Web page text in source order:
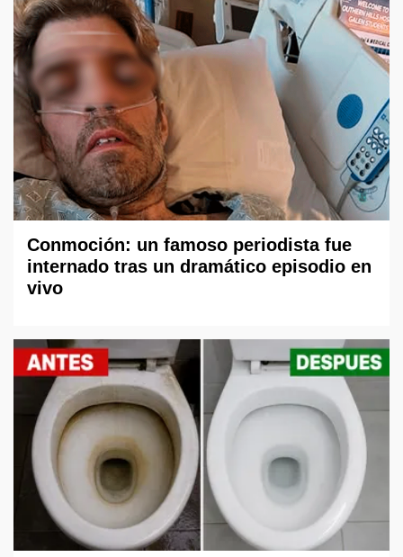
Conmoción: un famoso periodista fue
internado tras un dramático episodio en
vivo